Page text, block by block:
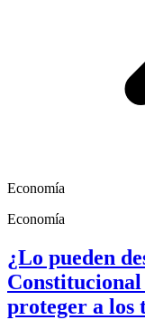
Economía
Economía
¿Lo pueden
proteger a los